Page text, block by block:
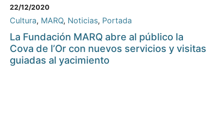
22/12/2020
Cultura, MARQ, Noticias, Portada
La Fundación MARQ abre al público la
Cova de l’Or con nuevos servicios y visitas
guiadas al yacimiento